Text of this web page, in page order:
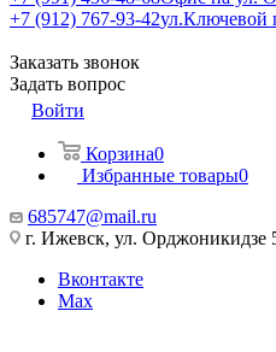
+7 (912) 767-93-42ул.Ключевой
Заказать звонок
Задать вопрос
Войти
Корзина0
Избранные товары0
685747@mail.ru
г. Ижевск, ул. Орджоникидзе
Вконтакте
Max